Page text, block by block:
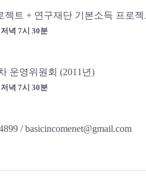
젝트 + 연구재단 기본소득 프로
녁 7시 30분
운영위원회 (2011년)
녁 7시 30분
/ basicincomenet@gmail.com